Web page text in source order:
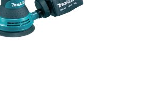
Elektromaterijal
Vijčana
roba